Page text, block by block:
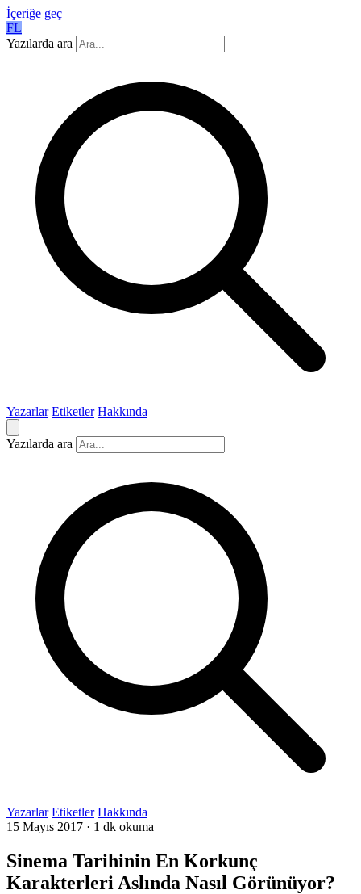
İçeriğe geç
FL
Yazılarda ara
Yazarlar Etiketler Hakkında
Yazılarda ara
Yazarlar Etiketler Hakkında
15 Mayıs 2017 · 1 dk okuma
Sinema Tarihinin En Korkunç
Karakterleri Aslında Nasıl Görünüyor?